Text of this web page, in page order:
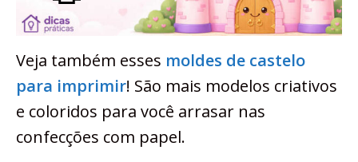
Veja também esses moldes de castelo
para imprimir! São mais modelos criativos
e coloridos para você arrasar nas
confecções com papel.